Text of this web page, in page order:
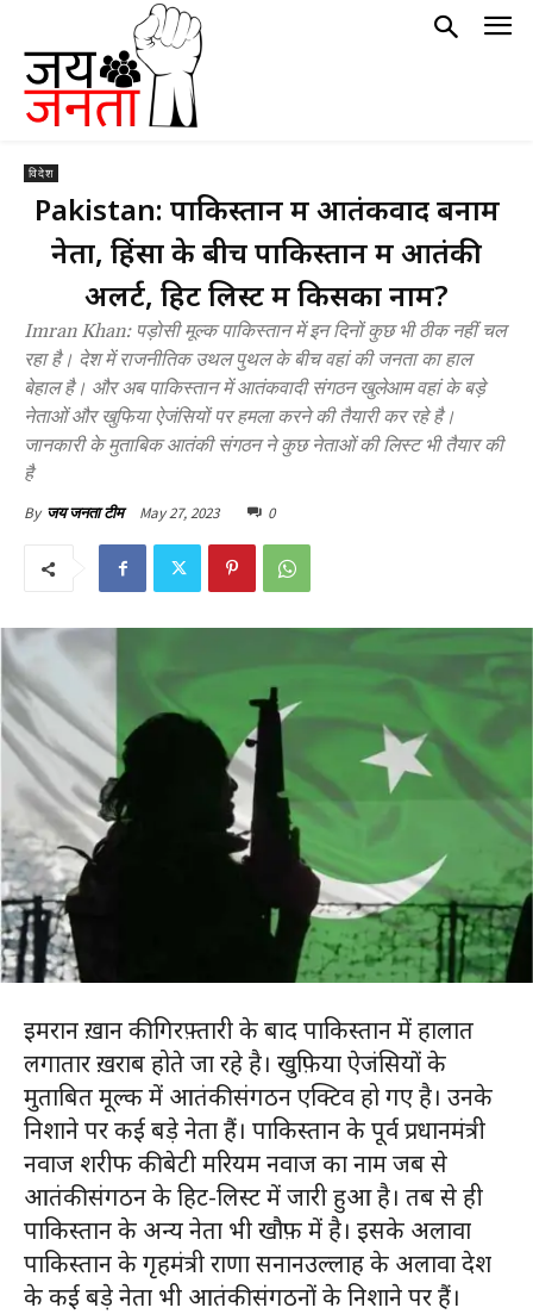
विदेश
Pakistan: पाकिस्तान में आतंकवाद बनाम
नेता, हिंसा के बीच पाकिस्तान में आतंकी
अलर्ट, हिट लिस्ट में किसका नाम?
Imran Khan: पड़ोसी मूल्क पाकिस्तान में इन दिनों कुछ भी ठीक नहीं चल
रहा है। देश में राजनीतिक उथल पुथल के बीच वहां की जनता का हाल
बेहाल है। और अब पाकिस्तान में आतंकवादी संगठन खुलेआम वहां के बड़े
नेताओं और खुफिया ऐजंसियों पर हमला करने की तैयारी कर रहे है।
जानकारी के मुताबिक आतंकी संगठन ने कुछ नेताओं की लिस्ट भी तैयार की
है
By जय जनता टीम May 27, 2023 0
इमरान ख़ान की गिरफ़्तारी के बाद पाकिस्तान में हालात
लगातार ख़राब होते जा रहे है। खुफ़िया ऐजंसियों के
मुताबित मूल्क में आतंकी संगठन एक्टिव हो गए है। उनके
निशाने पर कई बड़े नेता हैं। पाकिस्तान के पूर्व प्रधानमंत्री
नवाज शरीफ की बेटी मरियम नवाज का नाम जब से
आतंकी संगठन के हिट-लिस्ट में जारी हुआ है। तब से ही
पाकिस्तान के अन्य नेता भी खौफ़ में है। इसके अलावा
पाकिस्तान के गृहमंत्री राणा सनानउल्लाह के अलावा देश
के कई बड़े नेता भी आतंकी संगठनों के निशाने पर हैं।